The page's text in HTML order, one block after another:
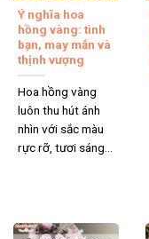
Ý nghĩa hoa
hồng vàng: tình
bạn, may mắn và
thịnh vượng
Hoa hồng vàng
luôn thu hút ánh
nhìn với sắc màu
rực rỡ, tươi sáng...